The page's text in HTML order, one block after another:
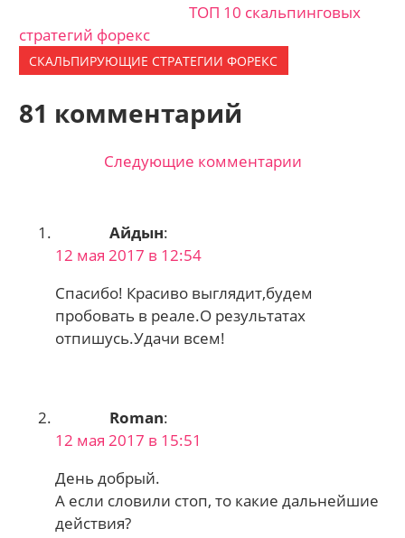
ТОП 10 скальпинговых
стратегий форекс
СКАЛЬПИРУЮЩИЕ СТРАТЕГИИ ФОРЕКС
81 комментарий
по
комментариям
Следующие комментарии
Айдын:
12 мая 2017 в 12:54
Спасибо! Красиво выглядит,будем
пробовать в реале.О результатах
отпишусь.Удачи всем!
Roman:
12 мая 2017 в 15:51
День добрый.
А если словили стоп, то какие дальнейшие
действия?